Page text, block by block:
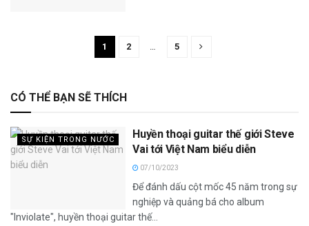
1 2 … 5
CÓ THỂ BẠN SẼ THÍCH
SỰ KIỆN TRONG NƯỚC
Huyền thoại guitar thế giới Steve
Vai tới Việt Nam biểu diễn
07/10/2023
Để đánh dấu cột mốc 45 năm trong sự
nghiệp và quảng bá cho album
"Inviolate", huyền thoại guitar thế...